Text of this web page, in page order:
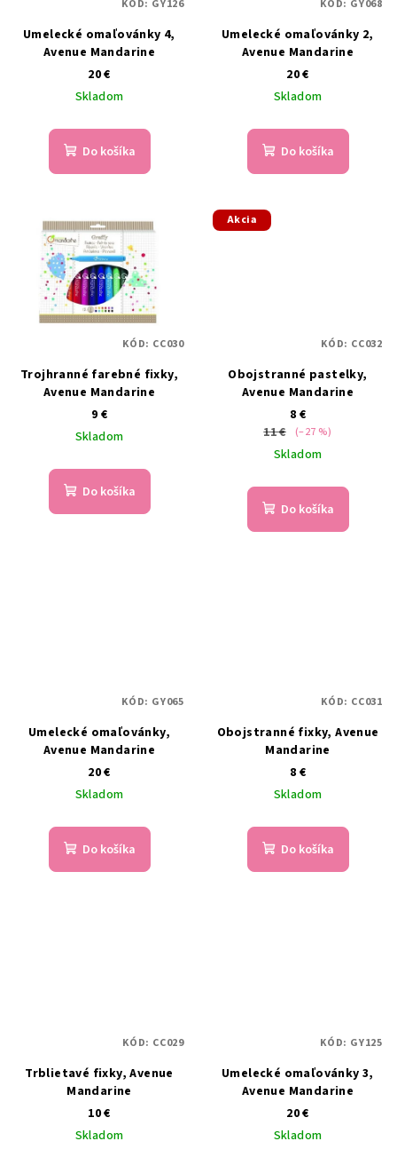
Umelecké omaľovánky 4,
Avenue Mandarine
20 €
Skladom
Do košíka
KÓD: GY126
Umelecké omaľovánky 2,
Avenue Mandarine
20 €
Skladom
Do košíka
KÓD: GY068
Trojhranné farebné fixky,
Avenue Mandarine
9 €
Skladom
Do košíka
KÓD: CC030
Akcia
Obojstranné pastelky,
Avenue Mandarine
8 €
11 € (–27 %)
Skladom
Do košíka
KÓD: CC032
Umelecké omaľovánky,
Avenue Mandarine
20 €
Skladom
Do košíka
KÓD: GY065
Obojstranné fixky, Avenue
Mandarine
8 €
Skladom
Do košíka
KÓD: CC031
Trblietavé fixky, Avenue
Mandarine
10 €
Skladom
KÓD: CC029
Umelecké omaľovánky 3,
Avenue Mandarine
20 €
Skladom
KÓD: GY125